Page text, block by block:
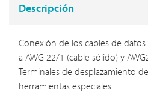
Descripción
Conexión de los cables de
a AWG 22/1 (cable sólido) y
Terminales de desplazamiento
herramientas especiales